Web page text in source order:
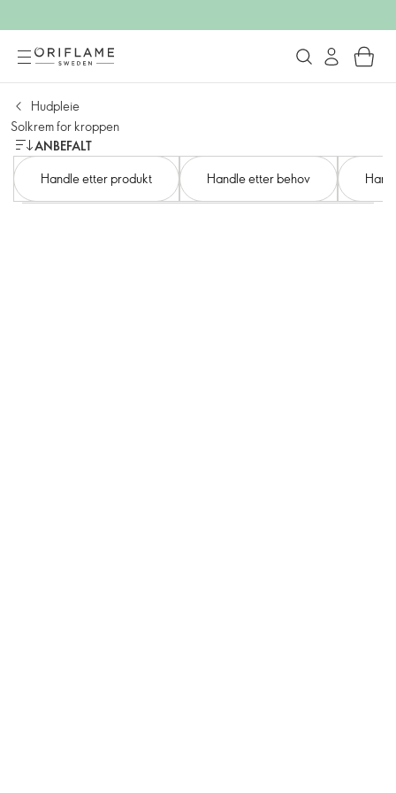
Hudpleie
Solkrem for kroppen
ANBEFALT
Handle etter produkt
Handle etter behov